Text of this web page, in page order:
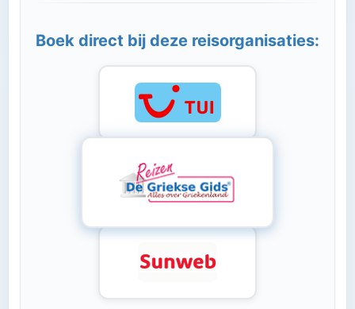
Boek direct bij deze reisorganisaties: